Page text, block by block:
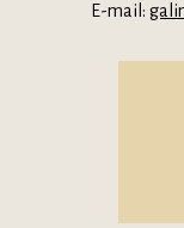
E-mail: